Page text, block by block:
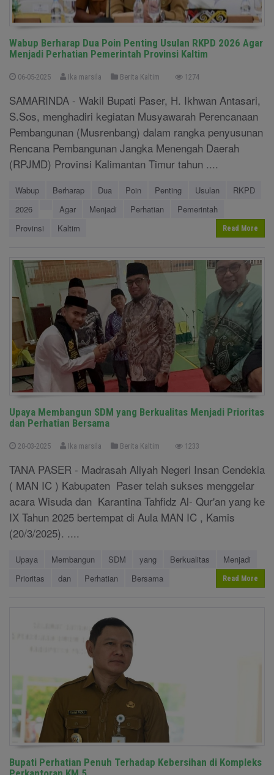
Wabup Berharap Dua Poin Penting Usulan RKPD 2026 Agar
Menjadi Perhatian Pemerintah Provinsi Kaltim
06-05-2025 Ika marsila Berita Kaltim 1274
SAMARINDA - Wakil Bupati Paser, H. Ikhwan Antasari,
S.Sos, menghadiri kegiatan Musyawarah Perencanaan
Pembangunan (Musrenbang) dalam rangka penyusunan
Rencana Pembangunan Jangka Menengah Daerah
(RPJMD) Provinsi Kalimantan Timur tahun ....
Wabup Berharap Dua Poin Penting Usulan
RKPD
2026
Agar Menjadi Perhatian
Pemerintah
Provinsi
Kaltim Read More
Upaya Membangun SDM yang Berkualitas Menjadi Prioritas
dan Perhatian Bersama
20-03-2025 Ika marsila Berita Kaltim 1233
TANA PASER - Madrasah Aliyah Negeri Insan Cendekia
( MAN IC ) Kabupaten Paser telah sukses menggelar
acara Wisuda dan Karantina Tahfidz Al- Qur'an yang ke
IX Tahun 2025 bertempat di Aula MAN IC , Kamis
(20/3/2025). ....
Upaya Membangun SDM yang Berkualitas
Menjadi
Prioritas
dan Perhatian Bersama Read More
Bupati Perhatian Penuh Terhadap Kebersihan di Kompleks